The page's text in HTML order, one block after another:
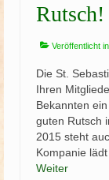
Rutsch!
Veröffentlicht
Die St.
Ihren
Bekannten
guten Rutsch
2015 steht
Kompanie
Weiter